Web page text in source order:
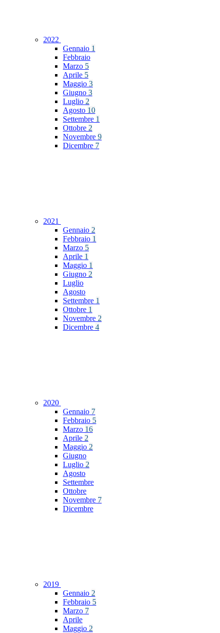
2022
Gennaio 1
Febbraio
Marzo 5
Aprile 5
Maggio 3
Giugno 3
Luglio 2
Agosto 10
Settembre 1
Ottobre 2
Novembre 9
Dicembre 7
2021
Gennaio 2
Febbraio 1
Marzo 5
Aprile 1
Maggio 1
Giugno 2
Luglio
Agosto
Settembre 1
Ottobre 1
Novembre 2
Dicembre 4
2020
Gennaio 7
Febbraio 5
Marzo 16
Aprile 2
Maggio 2
Giugno
Luglio 2
Agosto
Settembre
Ottobre
Novembre 7
Dicembre
2019
Gennaio 2
Febbraio 5
Marzo 7
Aprile
Maggio 2